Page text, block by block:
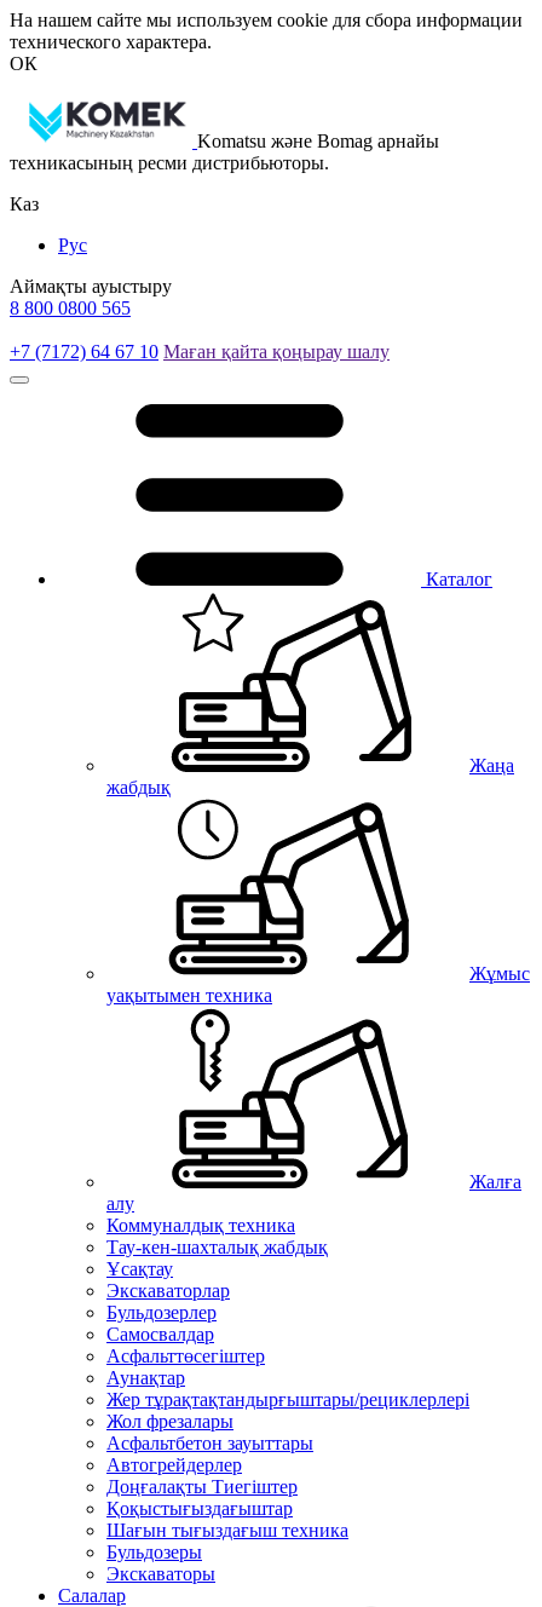
На нашем сайте мы используем cookie для сбора информации
технического характера.
ОК
Komatsu және Bomag арнайы
техникасының ресми дистрибьюторы.
Каз
Рус
Аймақты ауыстыру
8 800 0800 565
+7 (7172) 64 67 10 Маған қайта қоңырау шалу
Каталог
Жаңа
жабдық
Жұмыс
уақытымен техника
Жалға
алу
Коммуналдық техника
Тау-кен-шахталық жабдық
Ұсақтау
Экскаваторлар
Бульдозерлер
Самосвалдар
Асфальттөсегіштер
Аунақтар
Жер тұрақтақтандырғыштары/рециклерлері
Жол фрезалары
Асфальтбетон зауыттары
Автогрейдерлер
Доңғалақты Тиегіштер
Қоқыстығыздағыштар
Шағын тығыздағыш техника
Бульдозеры
Экскаваторы
Салалар